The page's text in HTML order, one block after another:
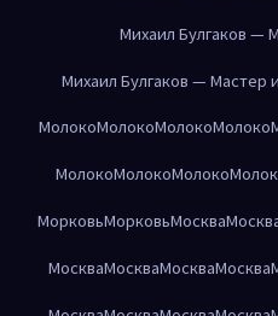
Михаил Булгаков —
Михаил Булгаков — Мастер
МолокоМолокоМолокоМолоко
МолокоМолокоМолоко
МорковьМорковьМосква
МоскваМоскваМоскваМосква